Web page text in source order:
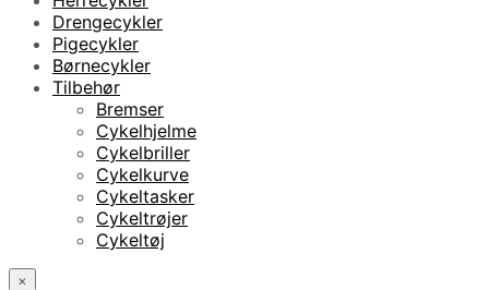
Drengecykler
Pigecykler
Børnecykler
Tilbehør
Bremser
Cykelhjelme
Cykelbriller
Cykelkurve
Cykeltasker
Cykeltrøjer
Cykeltøj
×